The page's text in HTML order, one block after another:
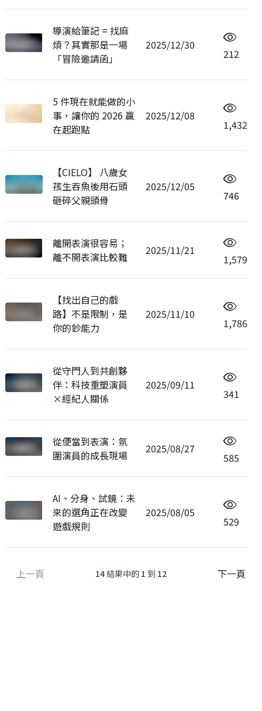
導演給筆記 = 找麻
煩？其實那是一場
「冒險邀請函」
2025/12/30
212
5 件現在就能做的小
事，讓你的 2026 贏
在起跑點
2025/12/08
1,432
【CIELO】 八歲女
孩生吞魚後用石頭
砸碎父親頭骨
2025/12/05
746
離開表演很容易；
離不開表演比較難
2025/11/21
1,579
【找出自己的戲
路】不是限制，是
你的鈔能力
2025/11/10
1,786
從守門人到共創夥
伴：科技重塑演員
×經紀人關係
2025/09/11
341
從便當到表演：氛
圍演員的成長現場
2025/08/27
585
AI、分身、試鏡：未
來的選角正在改變
遊戲規則
2025/08/05
529
上一頁 14結果中的 1 到 12 下一頁